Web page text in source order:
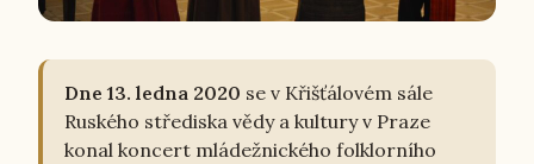
Dne 13. ledna 2020 se v Křiš­ťá­lo­vém sále
Rus­ké­ho stře­dis­ka vědy a kul­tu­ry v Praze
konal kon­cert mlá­dež­nic­ké­ho folklor­ní­ho